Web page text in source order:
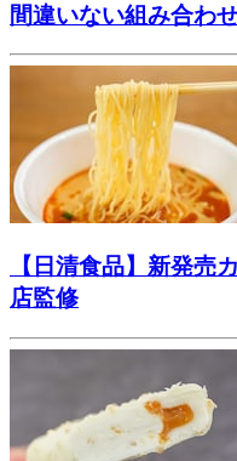
間違いない組み合わ
【日清食品】新発売
店監修